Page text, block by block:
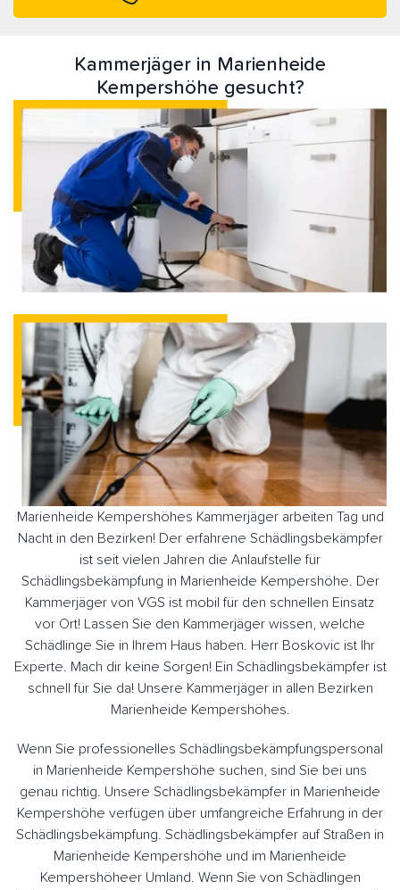
Kammerjäger in Marienheide
Kempershöhe gesucht?
Marienheide Kempershöhes Kammerjäger arbeiten Tag und
Nacht in den Bezirken! Der erfahrene Schädlingsbekämpfer
ist seit vielen Jahren die Anlaufstelle für
Schädlingsbekämpfung in Marienheide Kempershöhe. Der
Kammerjäger von VGS ist mobil für den schnellen Einsatz
vor Ort! Lassen Sie den Kammerjäger wissen, welche
Schädlinge Sie in Ihrem Haus haben. Herr Boskovic ist Ihr
Experte. Mach dir keine Sorgen! Ein Schädlingsbekämpfer ist
schnell für Sie da! Unsere Kammerjäger in allen Bezirken
Marienheide Kempershöhes.
Wenn Sie professionelles Schädlingsbekämpfungspersonal
in Marienheide Kempershöhe suchen, sind Sie bei uns
genau richtig. Unsere Schädlingsbekämpfer in Marienheide
Kempershöhe verfügen über umfangreiche Erfahrung in der
Schädlingsbekämpfung. Schädlingsbekämpfer auf Straßen in
Marienheide Kempershöhe und im Marienheide
Kempershöheer Umland. Wenn Sie von Schädlingen